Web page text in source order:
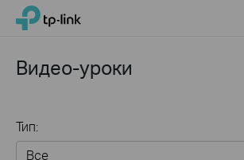
Click
navigation
TP-Link, Reliably Smart
Видео-уроки
Тип: